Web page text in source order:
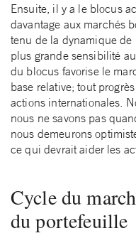
Ensuite, il y a le blocus
davantage aux marchés
tenu de la dynamique
plus grande sensibilité
du blocus favorise le
base relative; tout
actions internationales.
nous ne savons pas
nous demeurons
ce qui devrait aider les
Cycle du
du portefeuille